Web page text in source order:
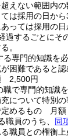
えない範囲内の
は採用の日から
っては採用の日
過するごとにそ
。
る専門的知識を
困難であると
2,500円
職で専門的知識
について特別
定めるもの 月
職員のうち、 同
職員との権衡